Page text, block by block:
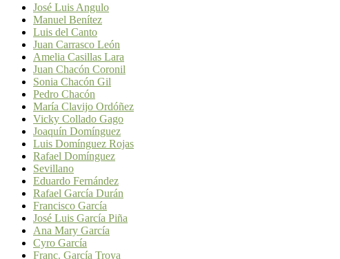
José Luis Angulo
Manuel Benítez
Luis del Canto
Juan Carrasco León
Amelia Casillas Lara
Juan Chacón Coronil
Sonia Chacón Gil
Pedro Chacón
María Clavijo Ordóñez
Vicky Collado Gago
Joaquín Domínguez
Luis Domínguez Rojas
Rafael Domínguez
Sevillano
Eduardo Fernández
Rafael García Durán
Francisco García
José Luis García Piña
Ana Mary García
Cyro García
Franc. García Troya